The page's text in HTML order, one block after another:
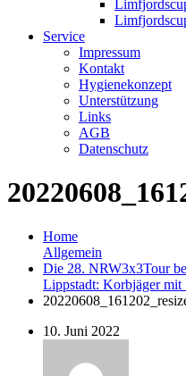
Service
Impressum
Kontakt
Hygienekonzept
Unterstützung
Links
AGB
Datenschutz
Home
Allgemein
Die 28. NRW3x3Tour
Lippstadt: Korbjäger mit
10. Juni 2022